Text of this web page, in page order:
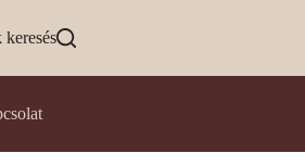
keresés